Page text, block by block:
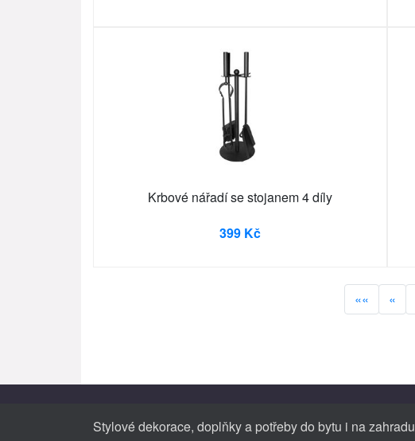
Krbové nářadí se stojanem 4 díly
399 Kč
«« «
Stylové dekorace, doplňky a potřeby do bytu i na zahradu